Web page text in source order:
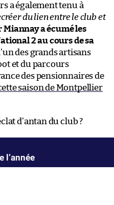
a également tenu à
du lien entre le club et
Miannay a écumé les
2 au cours de sa
des grands artisans
et du parcours
des pensionnaires de
saison de Montpellier
d’antan du club ?
l’année